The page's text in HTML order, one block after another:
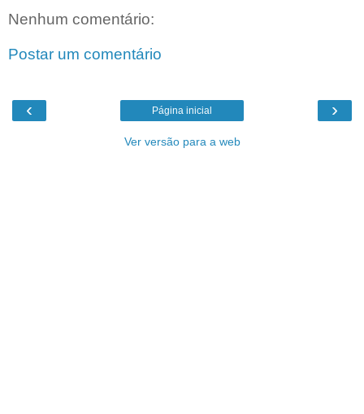
Nenhum comentário:
Postar um comentário
‹ ›
Página inicial
Ver versão para a web